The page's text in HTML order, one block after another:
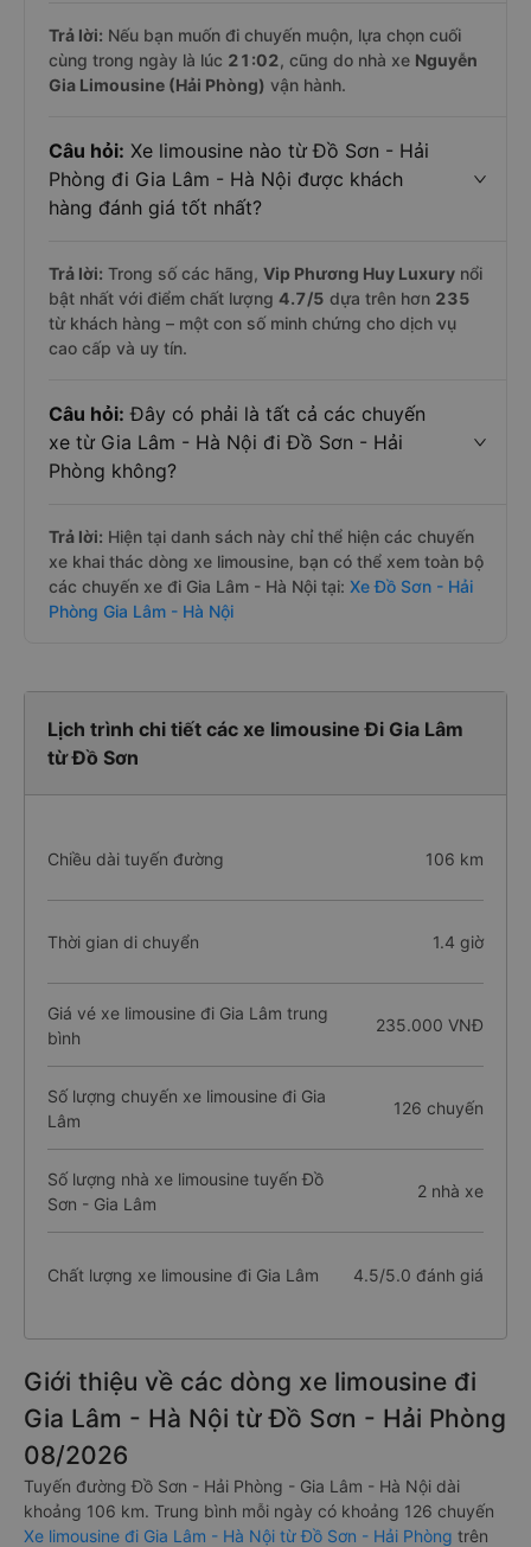
Trả lời: Nếu bạn muốn đi chuyến muộn, lựa chọn cuối
cùng trong ngày là lúc 21:02, cũng do nhà xe Nguyễn
Gia Limousine (Hải Phòng) vận hành.
Câu hỏi: Xe limousine nào từ Đồ Sơn - Hải
Phòng đi Gia Lâm - Hà Nội được khách
hàng đánh giá tốt nhất?
Trả lời: Trong số các hãng, Vip Phương Huy Luxury nổi
bật nhất với điểm chất lượng 4.7/5 dựa trên hơn 235
từ khách hàng – một con số minh chứng cho dịch vụ
cao cấp và uy tín.
Câu hỏi: Đây có phải là tất cả các chuyến
xe từ Gia Lâm - Hà Nội đi Đồ Sơn - Hải
Phòng không?
Trả lời: Hiện tại danh sách này chỉ thể hiện các chuyến
xe khai thác dòng xe limousine, bạn có thể xem toàn bộ
các chuyến xe đi Gia Lâm - Hà Nội tại: Xe Đồ Sơn - Hải
Phòng Gia Lâm - Hà Nội
Lịch trình chi tiết các xe limousine Đi Gia Lâm
từ Đồ Sơn
Chiều dài tuyến đường 106 km
Thời gian di chuyển 1.4 giờ
Giá vé xe limousine đi Gia Lâm trung
bình
235.000 VNĐ
Số lượng chuyến xe limousine đi Gia
Lâm
126 chuyến
Số lượng nhà xe limousine tuyến Đồ
Sơn - Gia Lâm
2 nhà xe
Chất lượng xe limousine đi Gia Lâm 4.5/5.0 đánh giá
Giới thiệu về các dòng xe limousine đi
Gia Lâm - Hà Nội từ Đồ Sơn - Hải Phòng
08/2026
Tuyến đường Đồ Sơn - Hải Phòng - Gia Lâm - Hà Nội dài
khoảng 106 km. Trung bình mỗi ngày có khoảng 126 chuyến
Xe limousine đi Gia Lâm - Hà Nội từ Đồ Sơn - Hải Phòng trên